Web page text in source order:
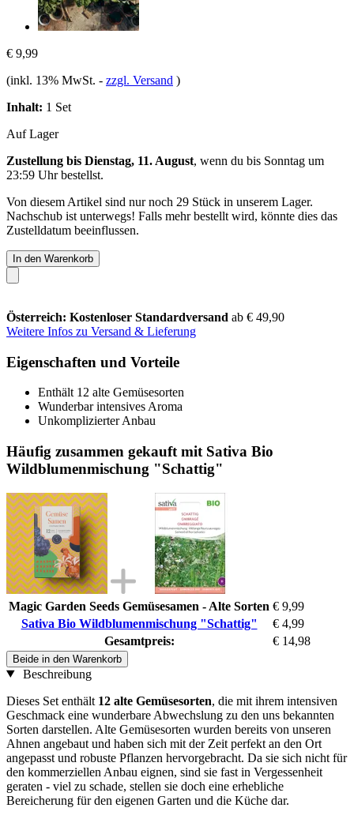
€ 9,99
(inkl. 13% MwSt. - zzgl. Versand )
Inhalt: 1 Set
Auf Lager
Zustellung bis Dienstag, 11. August, wenn du bis Sonntag um
23:59 Uhrbestellst.
Von diesem Artikel sind nur noch 29 Stück in unserem Lager.
Nachschub ist unterwegs! Falls mehr bestellt wird, könnte dies das
Zustelldatum beeinflussen.
In den Warenkorb
Österreich: Kostenloser Standardversand ab € 49,90
Weitere Infos zu Versand & Lieferung
Eigenschaften und Vorteile
Enthält 12 alte Gemüsesorten
Wunderbar intensives Aroma
Unkomplizierter Anbau
Häufig zusammen gekauft mit Sativa Bio
Wildblumenmischung "Schattig"
Magic Garden Seeds Gemüsesamen - Alte Sorten € 9,99
Sativa Bio Wildblumenmischung "Schattig"
€ 4,99
Gesamtpreis:
€ 14,98
Beide in den Warenkorb
Beschreibung
Dieses Set enthält 12 alte Gemüsesorten, die mit ihrem intensiven
Geschmack eine wunderbare Abwechslung zu den uns bekannten
Sorten darstellen. Alte Gemüsesorten wurden bereits von unseren
Ahnen angebaut und haben sich mit der Zeit perfekt an den Ort
angepasst und robuste Pflanzen hervorgebracht. Da sie sich nicht für
den kommerziellen Anbau eignen, sind sie fast in Vergessenheit
geraten - viel zu schade, stellen sie doch eine erhebliche
Bereicherung für den eigenen Garten und die Küche dar.